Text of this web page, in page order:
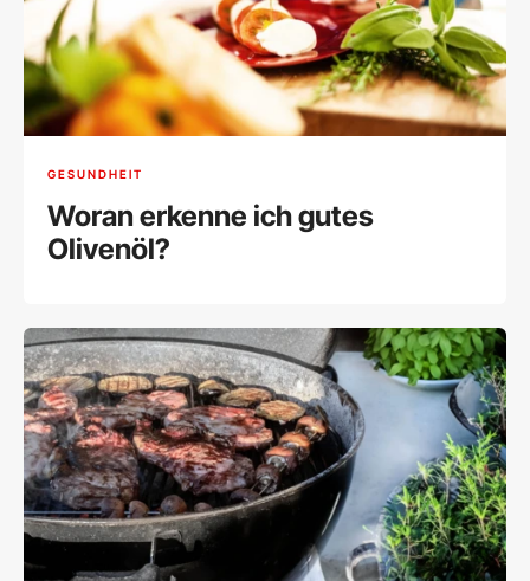
GESUNDHEIT
Woran erkenne ich gutes
Olivenöl?